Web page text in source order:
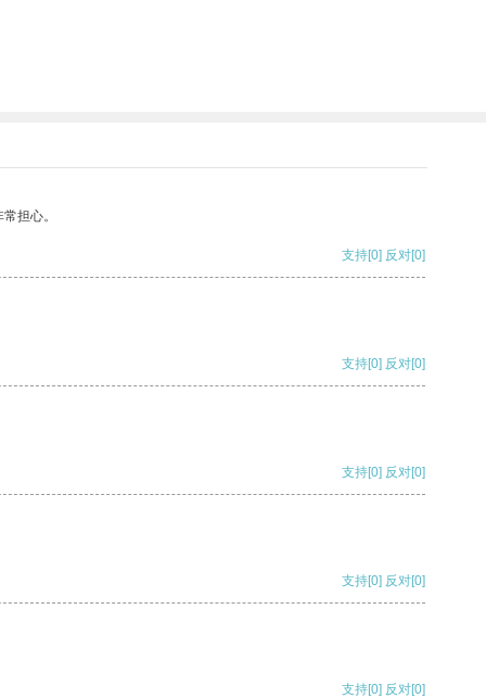
担心。
支持[0] 反对[0]
支持[0] 反对[0]
支持[0] 反对[0]
支持[0] 反对[0]
支持[0] 反对[0]